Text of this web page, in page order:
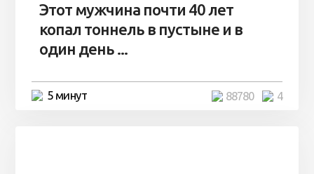
Этот мужчина почти 40 лет
копал тоннель в пустыне и в
один день ...
5 минут 4
88780